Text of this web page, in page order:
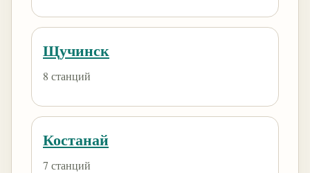
Щучинск
8 станций
Костанай
7 станций